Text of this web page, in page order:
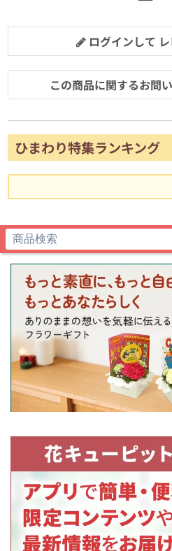
ログインして
この商品に関するお問
ひまわり特集ランキング